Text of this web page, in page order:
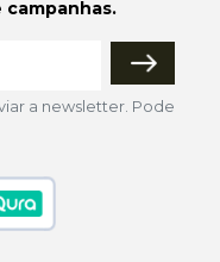
campanhas.
a newsletter. Pode